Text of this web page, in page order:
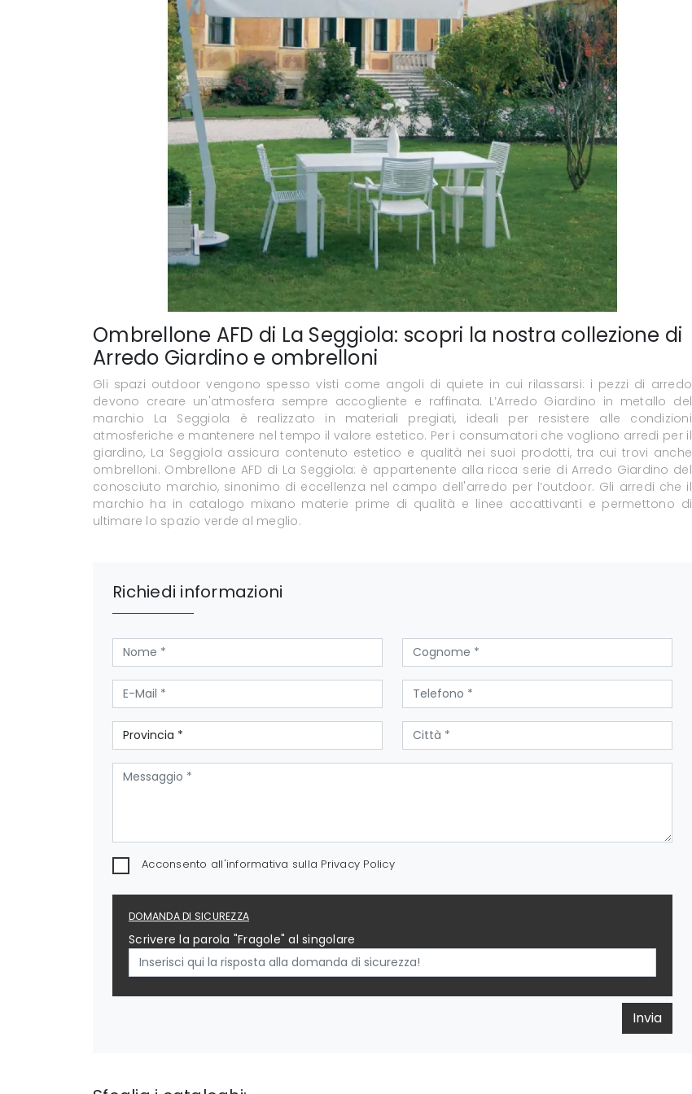
Ombrellone AFD di La Seggiola: scopri la nostra collezione di
Arredo Giardino e ombrelloni
Gli spazi outdoor vengono spesso visti come angoli di quiete in cui rilassarsi: i pezzi di arredo
devono creare un'atmosfera sempre accogliente e raffinata. L’Arredo Giardino in metallo del
marchio La Seggiola è realizzato in materiali pregiati, ideali per resistere alle condizioni
atmosferiche e mantenere nel tempo il valore estetico. Per i consumatori che vogliono arredi per il
giardino, La Seggiola assicura contenuto estetico e qualità nei suoi prodotti, tra cui trovi anche
ombrelloni. Ombrellone AFD di La Seggiola: è appartenente alla ricca serie di Arredo Giardino del
conosciuto marchio, sinonimo di eccellenza nel campo dell'arredo per l’outdoor. Gli arredi che il
marchio ha in catalogo mixano materie prime di qualità e linee accattivanti e permettono di
ultimare lo spazio verde al meglio.
Richiedi informazioni
Acconsento all'informativa sulla Privacy Policy
DOMANDA DI SICUREZZA
Scrivere la parola "Fragole" al singolare
Invia